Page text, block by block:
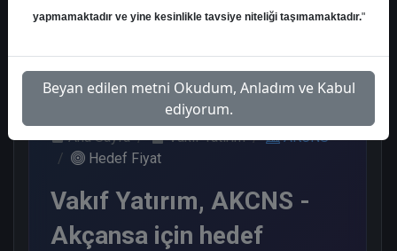
3 2 3
Ana Sayfa Vakıf Yatırım
AKCNS
Hedef Fiyat
Vakıf Yatırım, AKCNS -
Akçansa için hedef
yapmamaktadır ve yine kesinlikle tavsiye niteliği taşımamaktadır."
Beyan edilen metni Okudum, Anladım ve Kabul
ediyorum.